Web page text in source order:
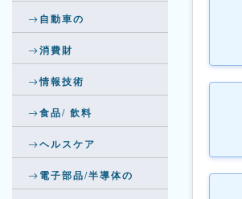
自動車の
消費財
情報技術
食品/ 飲料
ヘルスケア
電子部品/半導体の